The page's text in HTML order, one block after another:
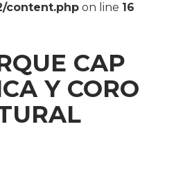
content.php on line 16
CAP
Y CORO